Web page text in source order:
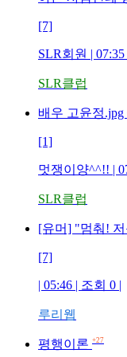
[7]
SLR회원 |
SLR클럽
배우 고윤정.jpg
[1]
멋쟁이양^^!! |
SLR클럽
[유머] "멈춰!
[7]
| 05:46 | 조회 0 |
루리웹
평행이론 +27